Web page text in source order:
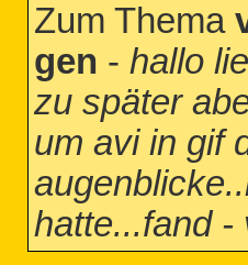
Zum Thema
gen - hallo
zu später
um avi in gif
hatte...fand -